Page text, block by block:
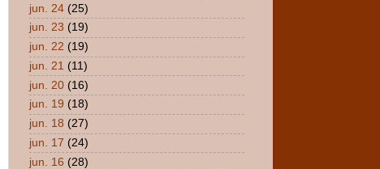
jun. 24 (25)
jun. 23 (19)
jun. 22 (19)
jun. 21 (11)
jun. 20 (16)
jun. 19 (18)
jun. 18 (27)
jun. 17 (24)
jun. 16 (28)